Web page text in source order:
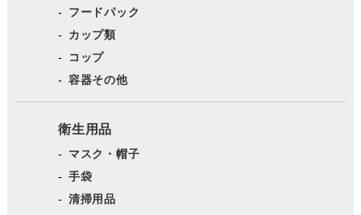
フードパック
カップ類
コップ
容器その他
衛生用品
マスク・帽子
手袋
清掃用品